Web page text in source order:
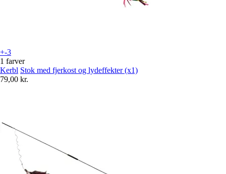
+-3
1 farver
Kerbl Stok med fjerkost og lydeffekter (x1)
79,00 kr.